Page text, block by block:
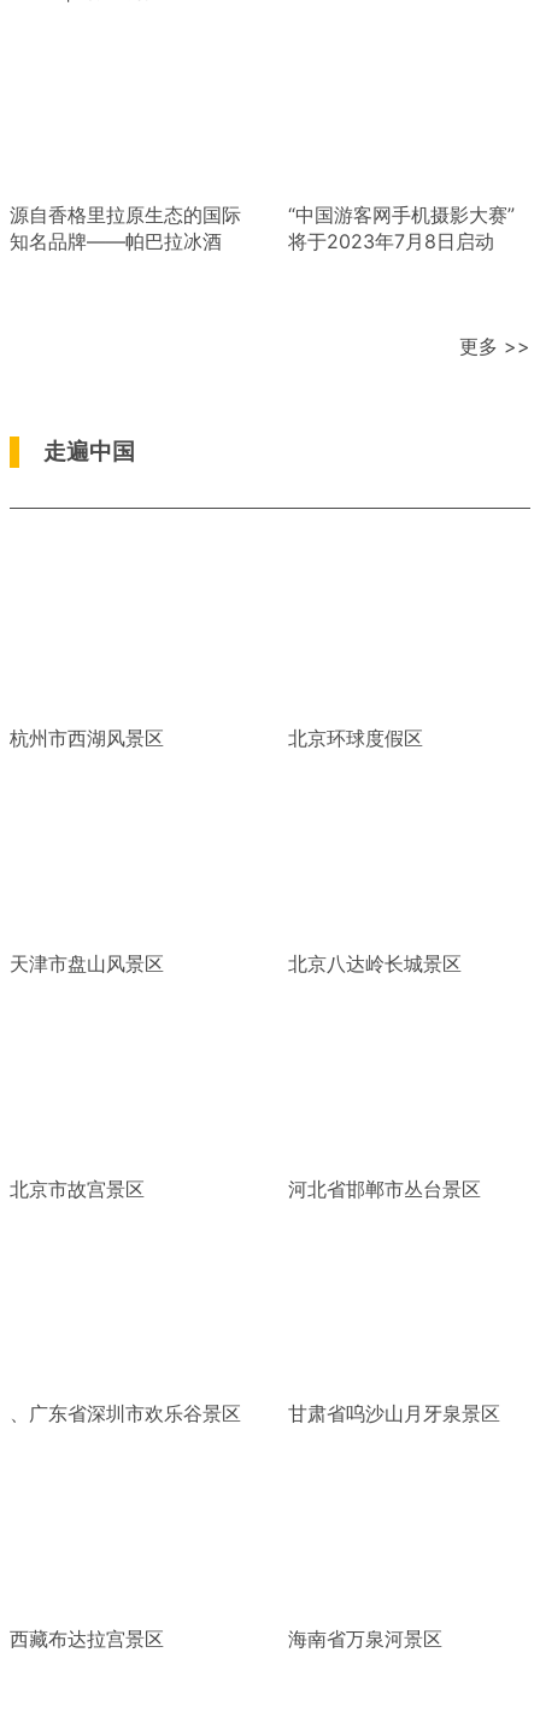
源自香格里拉原生态的国际
知名品牌——帕巴拉冰酒
“中国游客网手机摄影大赛”
将于2023年7月8日启动
更多 >>
走遍中国
杭州市西湖风景区 北京环球度假区
天津市盘山风景区 北京八达岭长城景区
北京市故宫景区 河北省邯郸市丛台景区
、广东省深圳市欢乐谷景区 甘肃省呜沙山月牙泉景区
西藏布达拉宫景区 海南省万泉河景区